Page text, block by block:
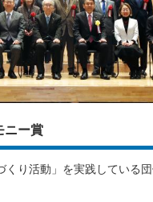
ニー賞
くり活動」を実践している